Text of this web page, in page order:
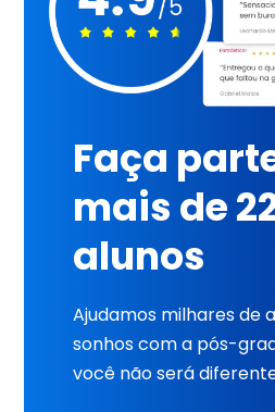
Faça
mais de
alunos
Ajudamos milhares de
sonhos com a pós-
você não será